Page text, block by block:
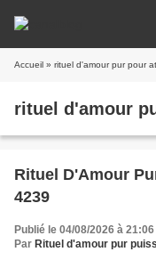
Accueil » rituel d'amour pur pour
rituel d'amour
Rituel D'Amour
4239
Publié le 04/08/2026 à 21:06
Par Rituel d'amour pur puissant efficace,Rituel amour pur et très